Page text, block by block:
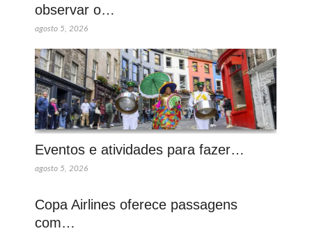
observar o…
agosto 5, 2026
Eventos e atividades para fazer…
agosto 5, 2026
Copa Airlines oferece passagens
com…